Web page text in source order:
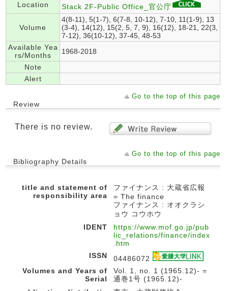
Location
Stack 2F-Public Office_官公庁
Volume
4(8-11), 5(1-7), 6(7-8, 10-12), 7-10, 11(1-9), 13
(3-4), 14(12), 15(2, 5, 7, 9), 16(12), 18-21, 22(3,
7-12), 36(10-12), 37-45, 48-53
Available Yea
rs/Months
1968-2018
Note
Alert
Go to the top of this page
Review
There is no review.
Go to the top of this page
Bibliography Details
title and statement of
responsibility area
ファイナンス : 大蔵省広報
= The finance
ファイナンス : オオクラシ
ョウ コウホウ
IDENT
https://www.mof.go.jp/pub
lic_relations/finance/index
.htm
ISSN
04486072
Volumes and Years of
Serial
Vol. 1, no. 1 (1965.12)- =
通巻1号 (1965.12)-